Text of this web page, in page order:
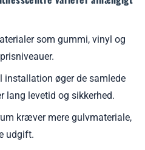
som gummi, vinyl og
installation øger de samlede
lang levetid og sikkerhed.
kræver mere gulvmateriale,
udgift.